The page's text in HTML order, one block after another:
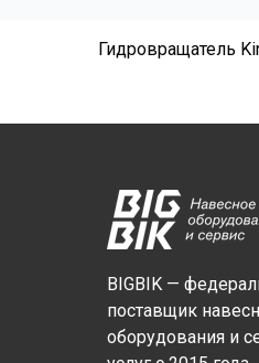
Гидровращатель
BIGBIK —
поставщик
оборудования и